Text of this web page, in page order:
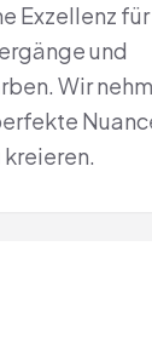
Exzellenz für
und
Wir
kreieren.